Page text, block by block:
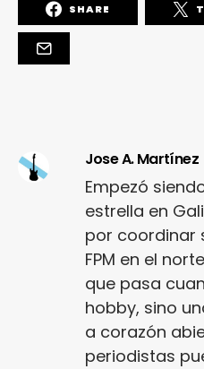
SHARE
Jose A. Martínez
Empezó
estrella en
por coordinar
FPM en el
que pasa
hobby, sino
a corazón
periodistas